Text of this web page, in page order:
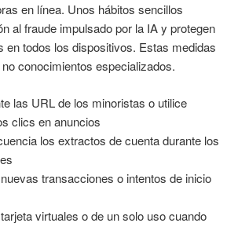
en línea. Unos hábitos sencillos
al fraude impulsado por la IA y protegen
en todos los dispositivos. Estas medidas
conocimientos especializados.
las URL de los minoristas o utilice
clics en anuncios
los extractos de cuenta durante los
transacciones o intentos de inicio
virtuales o de un solo uso cuando